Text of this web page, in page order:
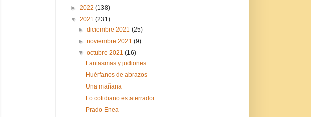
► 2022 (138)
▼ 2021 (231)
►diciembre 2021(25)
►noviembre 2021(9)
▼octubre 2021(16)
Fantasmas y judiones
Huérfanos de abrazos
Una mañana
Lo cotidiano es aterrador
Prado Enea